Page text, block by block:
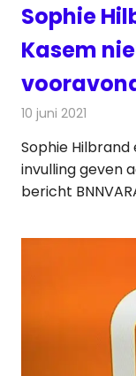
Sophie
Kasem
vooravond
10 juni 2021
Sophie Hilbrand
invulling geven
bericht